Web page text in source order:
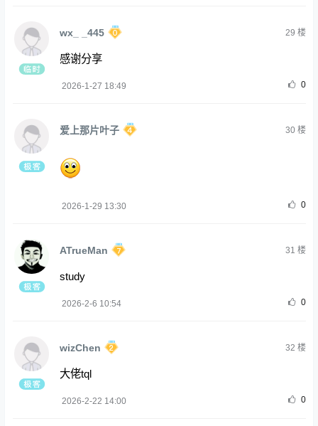
wx_ _445 29 楼
感谢分享
2026-1-27 18:49 0
爱上那片叶子 30楼
2026-1-29 13:30 0
ATrueMan 31 楼
study
2026-2-6 10:54 0
wizChen 32 楼
大佬tql
2026-2-22 14:00 0